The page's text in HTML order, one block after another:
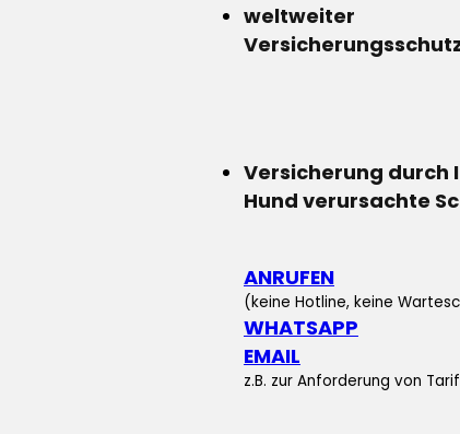
weltweiter
Versicherung durch
Hund verursachte
ANRUFEN
(keine Hotline, keine
WHATSAPP
EMAIL
z.B. zur Anforderung von